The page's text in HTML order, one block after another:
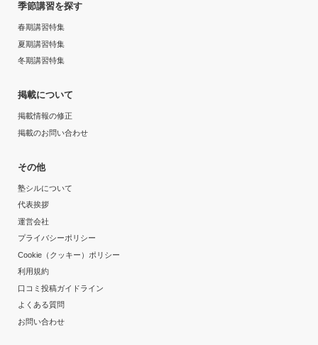
季節講習を探す
春期講習特集
夏期講習特集
冬期講習特集
掲載について
掲載情報の修正
掲載のお問い合わせ
その他
塾シルについて
代表挨拶
運営会社
プライバシーポリシー
Cookie（クッキー）ポリシー
利用規約
口コミ投稿ガイドライン
よくある質問
お問い合わせ